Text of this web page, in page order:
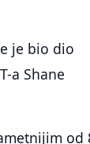
je bio dio
a Shane
od